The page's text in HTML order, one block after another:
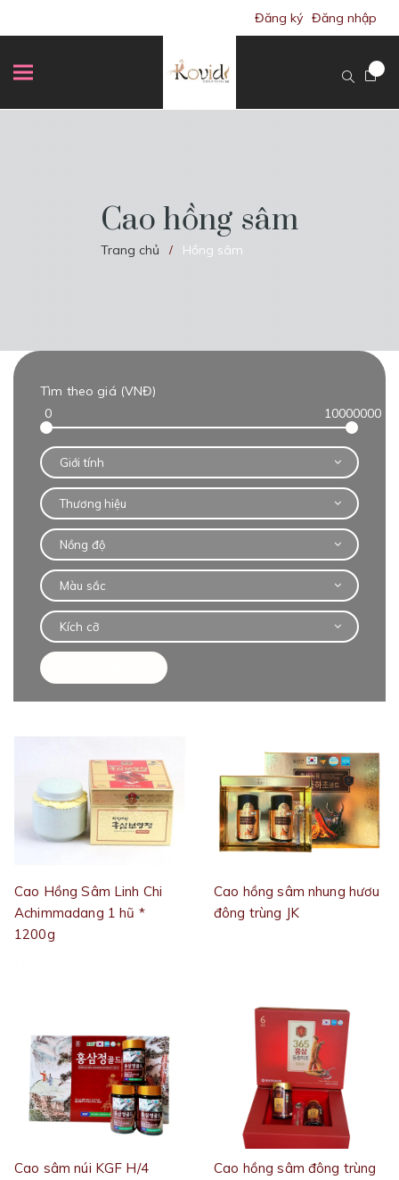
Đăng ký Đăng nhập
Cao hồng sâm
Trang chủ / Hồng sâm
Tìm theo giá (VNĐ)
Giới tính
Thương hiệu
Nồng độ
Màu sắc
Kích cỡ
Cao Hồng Sâm Linh Chi
Achimmadang 1 hũ *
1200g
Cao hồng sâm nhung hươu
đông trùng JK
Cao sâm núi KGF H/4
Cao hồng sâm đông trùng